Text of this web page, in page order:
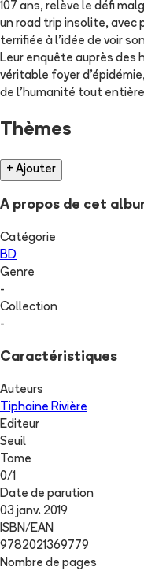
107 ans, relève le défi
un road trip insolite, avec
terrifiée à l'idée de voir
Leur enquête auprès des
véritable foyer
de l'humanité tout
Thèmes
+ Ajouter
A propos de cet
Catégorie
BD
Genre
-
Collection
-
Caractéristiques
Auteurs
Tiphaine Rivière
Editeur
Seuil
Tome
0/1
Date de parution
03 janv. 2019
ISBN/EAN
9782021369779
Nombre de pages